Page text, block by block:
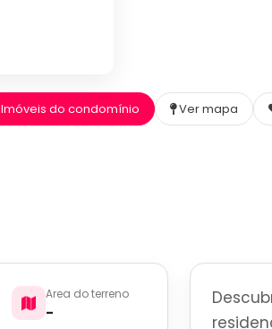
Imóveis do condomínio Ver mapa
Area do terreno
-